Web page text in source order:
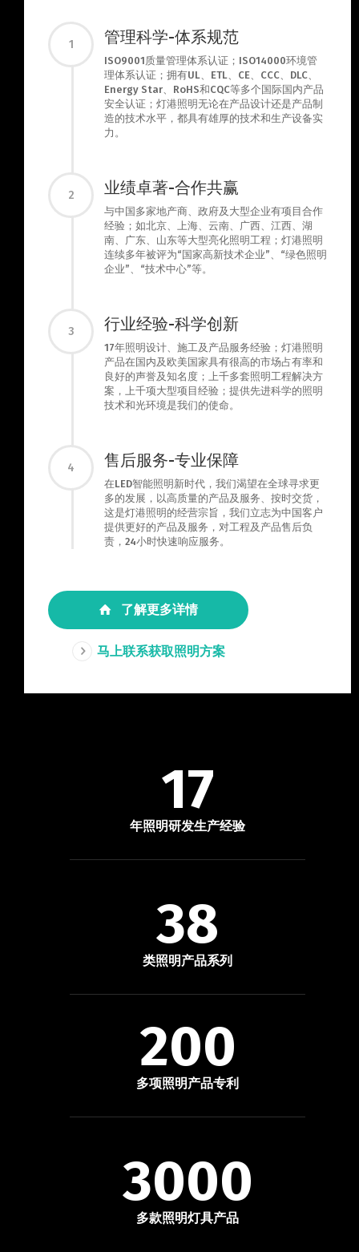
1 管理科学-体系规范
ISO9001质量管理体系认证；ISO14000环境管
理体系认证；拥有UL、ETL、CE、CCC、DLC、
Energy Star、RoHS和CQC等多个国际国内产品
安全认证；灯港照明无论在产品设计还是产品制
造的技术水平，都具有雄厚的技术和生产设备实
力。
2 业绩卓著-合作共赢
与中国多家地产商、政府及大型企业有项目合作
经验；如北京、上海、云南、广西、江西、湖
南、广东、山东等大型亮化照明工程；灯港照明
连续多年被评为“国家高新技术企业”、“绿色照明
企业”、“技术中心”等。
3 行业经验-科学创新
17年照明设计、施工及产品服务经验；灯港照明
产品在国内及欧美国家具有很高的市场占有率和
良好的声誉及知名度；上千多套照明工程解决方
案，上千项大型项目经验；提供先进科学的照明
技术和光环境是我们的使命。
4 售后服务-专业保障
在LED智能照明新时代，我们渴望在全球寻求更
多的发展，以高质量的产品及服务、按时交货，
这是灯港照明的经营宗旨，我们立志为中国客户
提供更好的产品及服务，对工程及产品售后负
责，24小时快速响应服务。
了解更多详情
马上联系获取照明方案
17
年照明研发生产经验
38
类照明产品系列
200
多项照明产品专利
3000
多款照明灯具产品